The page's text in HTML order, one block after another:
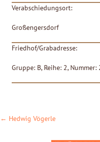
Verabschiedungsort:
Großengersdorf
Friedhof/Grabadresse:
Gruppe: B, Reihe: 2, Nummer:
POSTS
← Hedwig Vögerle